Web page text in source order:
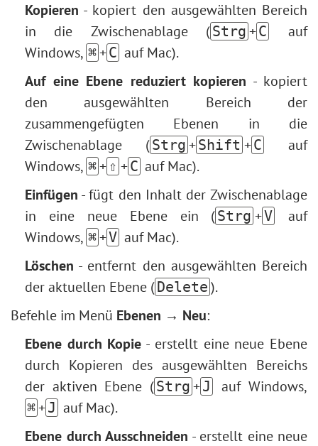
Kopieren - kopiert den ausgewählten Bereich
in die Zwischenablage (Strg +C
auf
Windows, ⌘+C auf Mac).
Auf eine Ebene reduziert kopieren - kopiert
den ausgewählten Bereich der
zusammengefügten Ebenen in die
Zwischenablage (Strg +Shift +C
auf
Windows, ⌘+ ⇧ +C auf Mac).
Einfügen - fügt den Inhalt der Zwischenablage
in eine neue Ebene ein (Strg +V
auf
Windows, ⌘+V auf Mac).
Löschen - entfernt den ausgewählten Bereich
der aktuellen Ebene (Delete ).
Befehle im Menü Ebenen → Neu:
Ebene durch Kopie - erstellt eine neue Ebene
durch Kopieren des ausgewählten Bereichs
der aktiven Ebene (Strg +J auf Windows,
⌘+J auf Mac).
Ebene durch Ausschneiden - erstellt eine neue